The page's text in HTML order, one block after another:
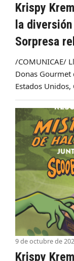
Krispy
la
Sorpresa
/COMUNICAE/
Donas Gourmet
Estados Unidos,
9 de octubre de
Krispy